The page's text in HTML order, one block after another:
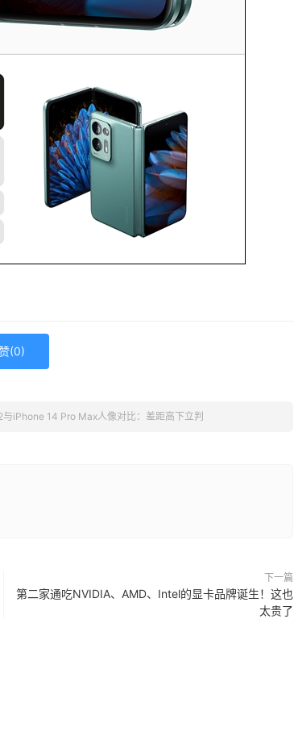
(0)
与iPhone 14 Pro Max人像对比：差距高下立判
下一篇
第二家通吃NVIDIA、AMD、Intel的显卡品牌诞生！这也
太贵了